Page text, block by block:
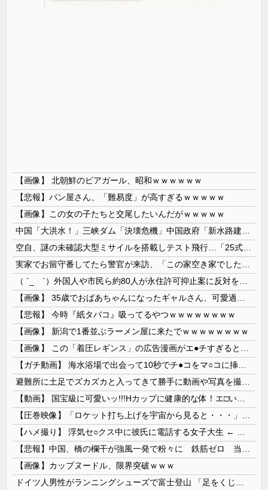
【画像】 北朝鮮のビアガール、昭和ｗｗｗｗｗｗ
【悲報】パン屋さん、「難易度」が高すぎるｗｗｗｗｗ
【画像】この女の子たちと交尾したいんだがｗｗｗｗｗ
【悲報】 今時『紙タバコ』吸ってるやつｗｗｗｗｗｗｗｗ
【画像】 新潟で1番並ぶラーメン屋に来たでｗｗｗｗｗｗｗｗ
【画像】カップヌードル、限界突破ｗｗｗ